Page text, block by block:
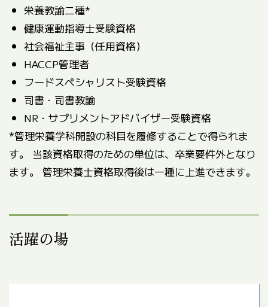
栄養教諭二種*
健康運動指導士受験資格
社会福祉主事（任用資格）
HACCP管理者
フードスペシャリスト受験資格
司書・司書教諭
NR・サプリメントアドバイザー受験資格
*管理栄養学科開設の科目を履修することで得られま
す。 当該資格取得のための単位は、卒業要件外となり
ます。 管理栄養士資格取得後は一種に上進できます。
活躍の場